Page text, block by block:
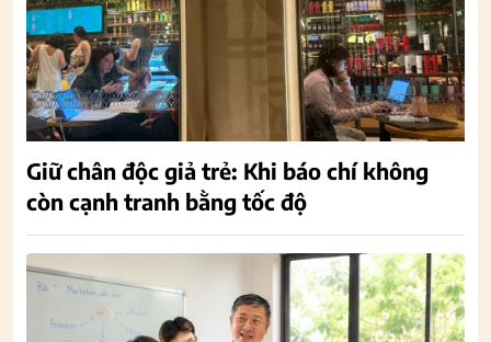
Giữ chân độc giả trẻ: Khi báo chí không
còn cạnh tranh bằng tốc độ